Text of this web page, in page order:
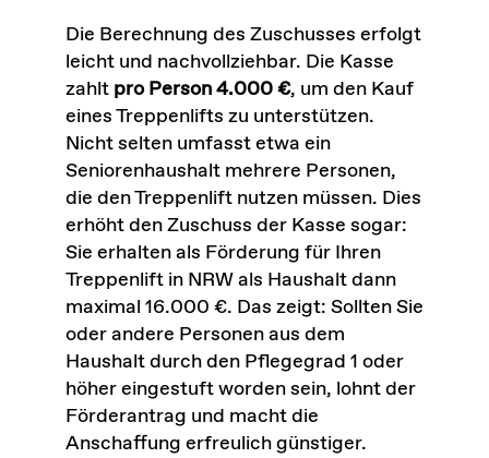
Die Berechnung des Zuschusses erfolgt
leicht und nachvollziehbar. Die Kasse
zahlt pro Person 4.000 €, um den Kauf
eines Treppenlifts zu unterstützen.
Nicht selten umfasst etwa ein
Seniorenhaushalt mehrere Personen,
die den Treppenlift nutzen müssen. Dies
erhöht den Zuschuss der Kasse sogar:
Sie erhalten als Förderung für Ihren
Treppenlift in NRW als Haushalt dann
maximal 16.000 €. Das zeigt: Sollten Sie
oder andere Personen aus dem
Haushalt durch den Pflegegrad 1 oder
höher eingestuft worden sein, lohnt der
Förderantrag und macht die
Anschaffung erfreulich günstiger.